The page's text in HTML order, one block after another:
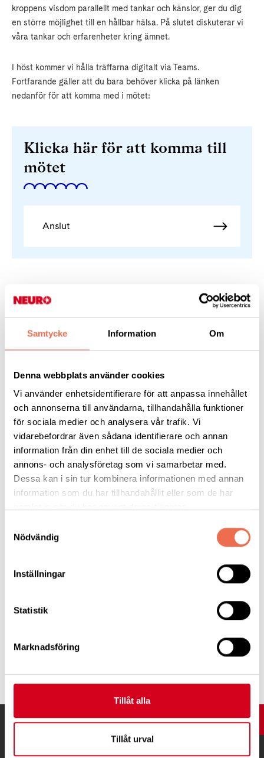
Samtycke Information Om
Denna webbplats använder cookies
Vi använder enhetsidentifierare för att anpassa innehållet
och annonserna till användarna, tillhandahålla funktioner
för sociala medier och analysera vår trafik. Vi
vidarebefordrar även sådana identifierare och annan
information från din enhet till de sociala medier och
annons- och analysföretag som vi samarbetar med.
Dessa kan i sin tur kombinera informationen med annan
information som du har tillhandahållit eller som de har
Nödvändig
Inställningar
Statistik
Marknadsföring
Tillåt alla
Tillåt urval
kroppens visdom parallellt med tankar och känslor, ger du dig
en större möjlighet till en hållbar hälsa. På slutet diskuterar vi
våra tankar och erfarenheter kring ämnet.
I höst kommer vi hålla träffarna digitalt via Teams.
Fortfarande gäller att du bara behöver klicka på länken
nedanför för att komma med i mötet:
Klicka här för att komma till
mötet
Anslut
att vara med? Bjud in personen att prova på att vara med vid
något tillfälle! Därefter blir man enkelt medlem i
Neuroförbundet här:
Gå med i Neuroförbundet
Har du några frågor gällande träffen eller har du önskemål om
något särskilt tema så hör av dig till mig.
Katarina
UPP